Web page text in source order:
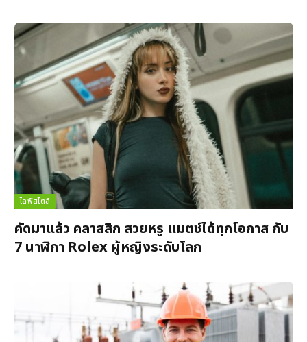
ไลฟ์สไตล์
คัดมาแล้ว คลาสสิก สวยหรู แมตช์ได้ทุกโอกาส กับ
7 นาฬิกา Rolex ผู้หญิงระดับโลก